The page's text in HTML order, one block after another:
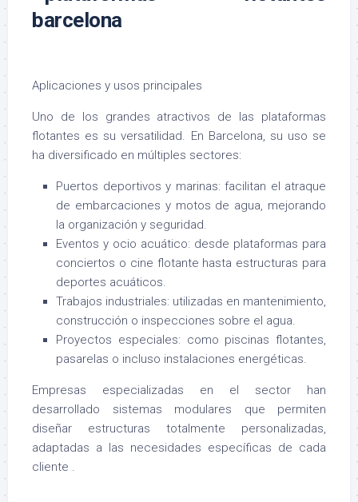
Aplicaciones y usos principales
Uno de los grandes atractivos de las plataformas
flotantes es su versatilidad. En Barcelona, su uso se
ha diversificado en múltiples sectores:
Puertos deportivos y marinas: facilitan el atraque
de embarcaciones y motos de agua, mejorando
la organización y seguridad.
Eventos y ocio acuático: desde plataformas para
conciertos o cine flotante hasta estructuras para
deportes acuáticos.
Trabajos industriales: utilizadas en mantenimiento,
construcción o inspecciones sobre el agua.
Proyectos especiales: como piscinas flotantes,
pasarelas o incluso instalaciones energéticas.
Empresas especializadas en el sector han
desarrollado sistemas modulares que permiten
diseñar estructuras totalmente personalizadas,
adaptadas a las necesidades específicas de cada
cliente .